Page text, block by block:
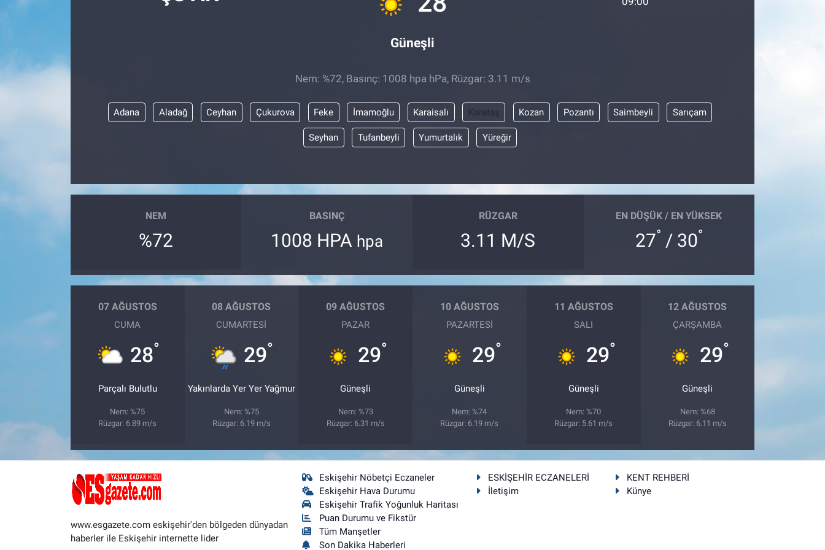
Güneşli
Nem: %72, Basınç: 1008 hpa hPa, Rüzgar: 3.11 m/s
Adana Aladağ Ceyhan Çukurova Feke İmamoğlu Karaisalı Karataş Kozan Pozantı Saimbeyli Sarıçam
Seyhan Tufanbeyli Yumurtalık Yüreğir
NEM
%72
BASINÇ
1008 HPA hpa
RÜZGAR
3.11 M/S
EN DÜŞÜK / EN YÜKSEK
27° / 30°
07 AĞUSTOS
CUMA
28°
Parçalı Bulutlu
Nem: %75
Rüzgar: 6.89 m/s
08 AĞUSTOS
CUMARTESI
29°
Yakınlarda Yer Yer Yağmur
Nem: %75
Rüzgar: 6.19 m/s
09 AĞUSTOS
PAZAR
29°
Güneşli
Nem: %73
Rüzgar: 6.31 m/s
10 AĞUSTOS
PAZARTESI
29°
Güneşli
Nem: %74
Rüzgar: 6.19 m/s
11 AĞUSTOS
SALI
29°
Güneşli
Nem: %70
Rüzgar: 5.61 m/s
12 AĞUSTOS
ÇARŞAMBA
29°
Güneşli
Nem: %68
Rüzgar: 6.11 m/s
www.esgazete.com eskişehir'den bölgeden dünyadan
haberler ile Eskişehir internette lider
Eskişehir Nöbetçi Eczaneler
Eskişehir Hava Durumu
Eskişehir Trafik Yoğunluk Haritası
Puan Durumu ve Fikstür
Tüm Manşetler
Son Dakika Haberleri
ESKİŞEHİR ECZANELERİ
KENT REHBERİ
İletişim
Künye
Bilecik
Bilim ve Teknoloji